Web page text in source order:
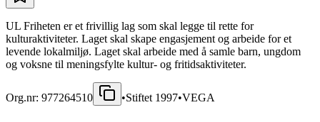
UL Friheten er et frivillig lag som skal legge til rette for
kulturaktiviteter. Laget skal skape engasjement og arbeide for et
levende lokalmiljø. Laget skal arbeide med å samle barn, ungdom
og voksne til meningsfylte kultur- og fritidsaktiviteter.
Org.nr: 977264510 •Stiftet 1997•VEGA